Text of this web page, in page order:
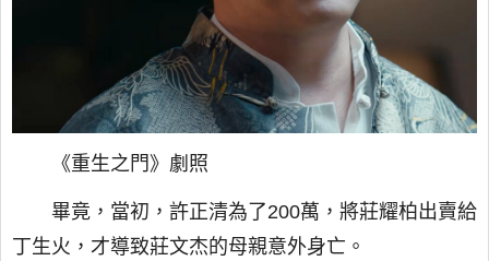
《重生之門》劇照
畢竟，當初，許正清為了200萬，將莊耀柏出賣給
丁生火，才導致莊文杰的母親意外身亡。